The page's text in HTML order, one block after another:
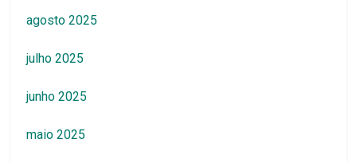
agosto 2025
julho 2025
junho 2025
maio 2025